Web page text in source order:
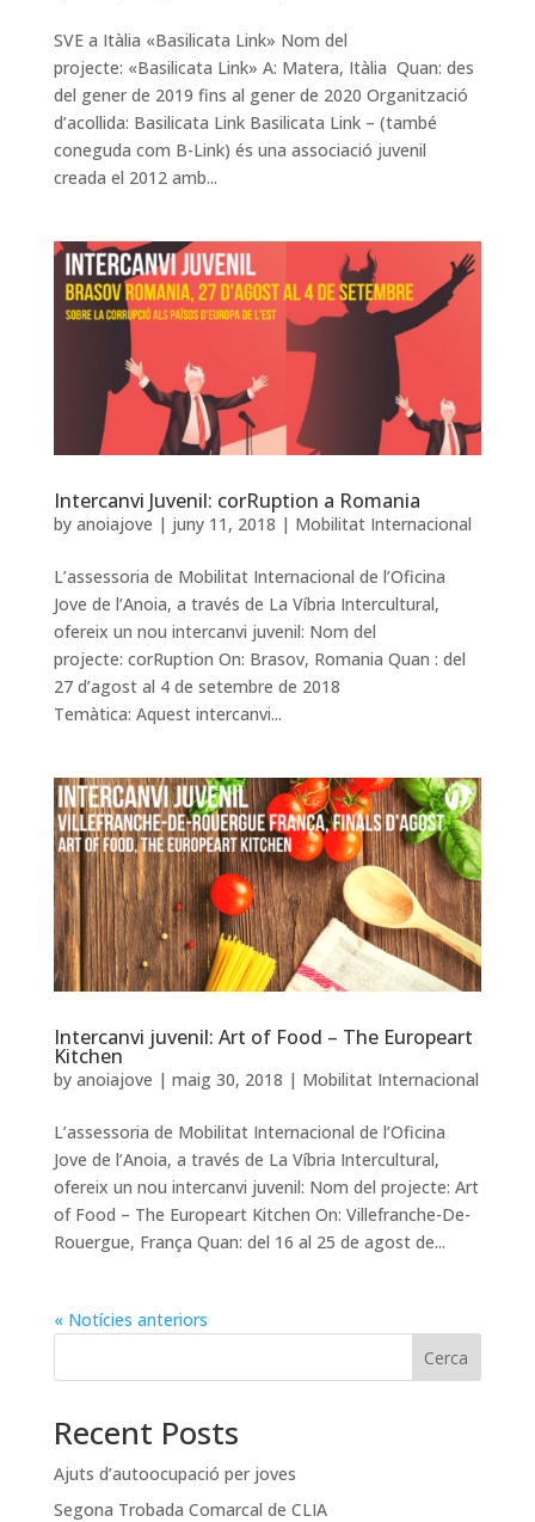
SVE a Itàlia «Basilicata Link» Nom del
projecte: «Basilicata Link» A: Matera, Itàlia Quan: des
del gener de 2019 fins al gener de 2020 Organització
d’acollida: Basilicata Link Basilicata Link – (també
coneguda com B-Link) és una associació juvenil
creada el 2012 amb...
Intercanvi Juvenil: corRuption a Romania
by anoiajove | juny 11, 2018 | Mobilitat Internacional
L’assessoria de Mobilitat Internacional de l’Oficina
Jove de l’Anoia, a través de La Víbria Intercultural,
ofereix un nou intercanvi juvenil: Nom del
projecte: corRuption On: Brasov, Romania Quan : del
27 d’agost al 4 de setembre de 2018
Temàtica: Aquest intercanvi...
Intercanvi juvenil: Art of Food – The Europeart
Kitchen
by anoiajove | maig 30, 2018 | Mobilitat Internacional
L’assessoria de Mobilitat Internacional de l’Oficina
Jove de l’Anoia, a través de La Víbria Intercultural,
ofereix un nou intercanvi juvenil: Nom del projecte: Art
of Food – The Europeart Kitchen On: Villefranche-De-
Rouergue, França Quan: del 16 al 25 de agost de...
« Notícies anteriors
Cerca
Recent Posts
Ajuts d’autoocupació per joves
Segona Trobada Comarcal de CLIA